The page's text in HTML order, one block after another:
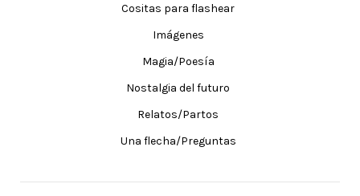
Cositas para flashear
Imágenes
Magia/Poesía
Nostalgia del futuro
Relatos/Partos
Una flecha/Preguntas